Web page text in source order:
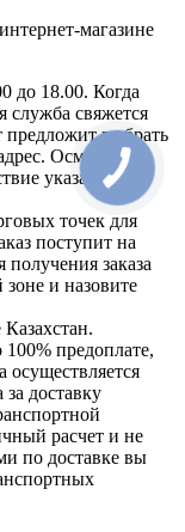
магазине
до 18.00. Когда
служба свяжется
предложит выбрать
Осмотрите
указанной
точек для
поступит на
заказа
зоне и назовите
100% предоплате,
осуществляется
доставку
расчет и не
по доставке вы